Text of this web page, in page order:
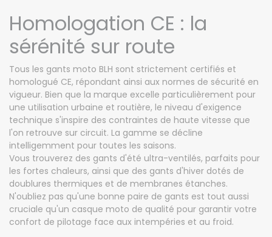
Homologation CE : la
sérénité sur route
Tous les gants moto BLH sont strictement certifiés et
homologué CE, répondant ainsi aux normes de sécurité en
vigueur. Bien que la marque excelle particulièrement pour
une utilisation urbaine et routière, le niveau d'exigence
technique s'inspire des contraintes de haute vitesse que
l'on retrouve sur circuit. La gamme se décline
intelligemment pour toutes les saisons.
Vous trouverez des gants d'été ultra-ventilés, parfaits pour
les fortes chaleurs, ainsi que des gants d'hiver dotés de
doublures thermiques et de membranes étanches.
N'oubliez pas qu'une bonne paire de gants est tout aussi
cruciale qu'un casque moto de qualité pour garantir votre
confort de pilotage face aux intempéries et au froid.